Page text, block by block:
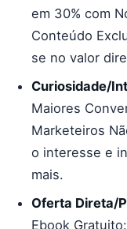
em 30% com
Conteúdo
se no valor
Curiosidade/
Maiores
Marketeiros
o interesse e
mais.
Oferta Direta/
Ebook